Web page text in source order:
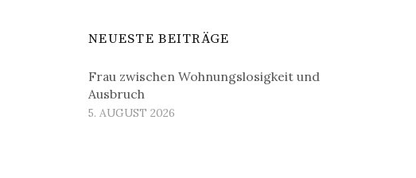
NEUESTE BEITRÄGE
Frau zwischen Wohnungslosigkeit und
Ausbruch
5. AUGUST 2026